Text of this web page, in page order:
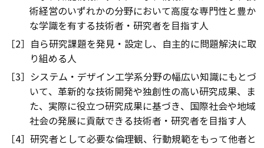
術経営のいずれかの分野において高度な専門性と豊か
な学識を有する技術者・研究者を目指す人
［2］自ら研究課題を発見・設定し、自主的に問題解決に取
り組める人
［3］システム・デザイン工学系分野の幅広い知識にもとづ
いて、革新的な技術開発や独創性の高い研究成果、ま
た、実際に役立つ研究成果に基づき、国際社会や地域
社会の発展に貢献できる技術者・研究者を目指す人
［4］研究者として必要な倫理観、行動規範をもって他者と